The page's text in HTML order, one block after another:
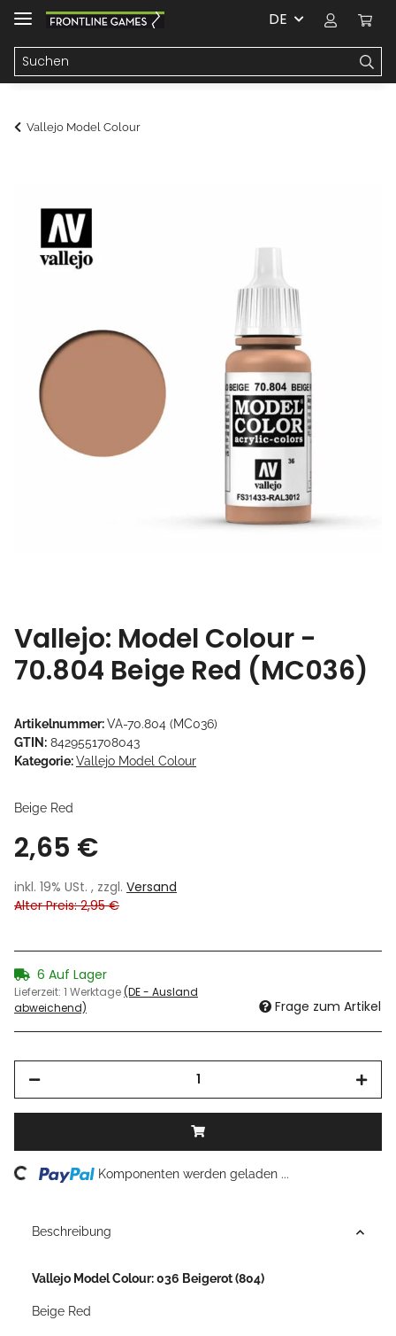
DE
Vallejo Model Colour
Vallejo: Model Colour -
70.804 Beige Red (MC036)
Artikelnummer:VA-70.804 (MC036)
GTIN: 8429551708043
Kategorie:Vallejo Model Colour
Beige Red
2,65 €
inkl. 19% USt. , zzgl. Versand
Alter Preis: 2,95 €
6 Auf Lager
Lieferzeit: 1 Werktage(DE - Ausland
abweichend)
Frage zum Artikel
Komponenten werden geladen ...
Beschreibung
Vallejo Model Colour: 036 Beigerot (804)
Beige Red